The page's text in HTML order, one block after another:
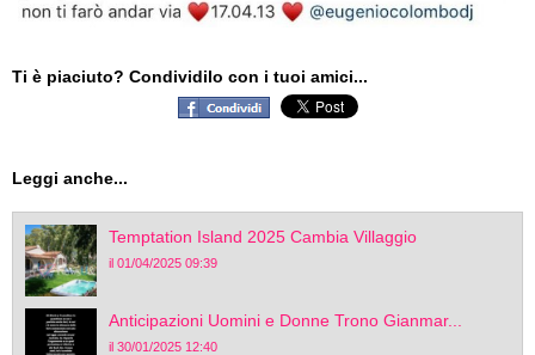
Ti è piaciuto? Condividilo con i tuoi amici...
Leggi anche...
Temptation Island 2025 Cambia Villaggio
il 01/04/2025 09:39
Anticipazioni Uomini e Donne Trono Gianmar...
il 30/01/2025 12:40